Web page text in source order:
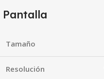
Pantalla
Tamaño
Resolución